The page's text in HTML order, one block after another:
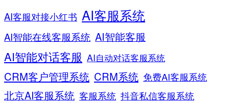
AI客服对接小红书 AI客服系统
AI智能在线客服系统 AI智能客服
AI智能对话客服 AI自动对话客服系统
CRM客户管理系统 CRM系统 免费AI客服系统
北京AI客服系统 客服系统 抖音私信客服系统